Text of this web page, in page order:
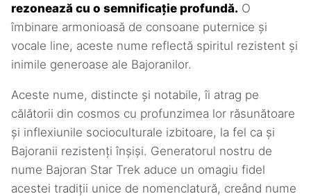
rezonează cu o semnificație profundă. O
îmbinare armonioasă de consoane puternice și
vocale line, aceste nume reflectă spiritul rezistent și
inimile generoase ale Bajoranilor.
Aceste nume, distincte și notabile, îi atrag pe
călătorii din cosmos cu profunzimea lor răsunătoare
și inflexiunile socioculturale izbitoare, la fel ca și
Bajoranii rezistenți înșiși. Generatorul nostru de
nume Bajoran Star Trek aduce un omagiu fidel
acestei tradiții unice de nomenclatură, creând nume